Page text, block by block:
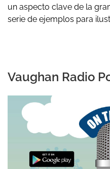
un aspecto clave de la
serie de ejemplos para
Vaughan Radio